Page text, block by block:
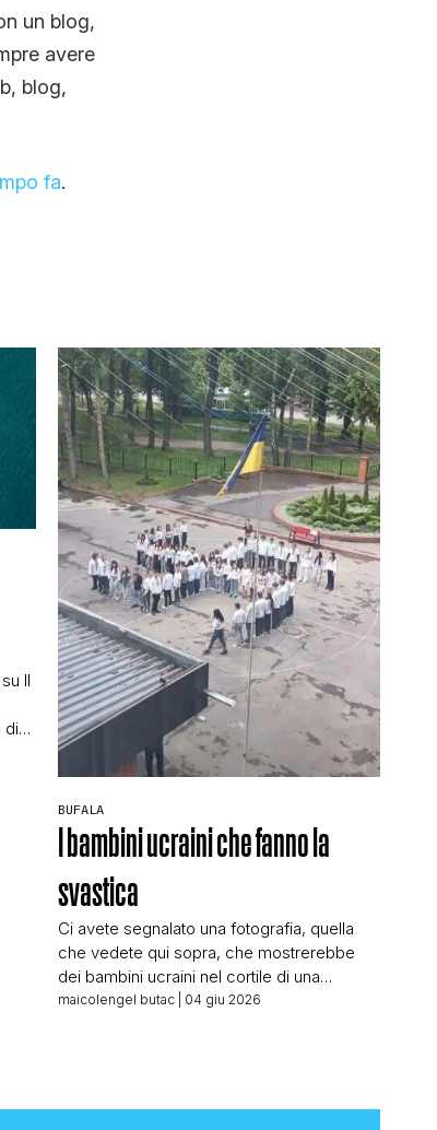
un blog,
avere
blog,
fa.
Il
di
BUFALA
I bambini ucraini che fanno la
svastica
Ci avete segnalato una fotografia, quella
che vedete qui sopra, che mostrerebbe
dei bambini ucraini nel cortile di una
supposta scuola in Ucraina formare una
maicolengel butac | 04 giu 2026